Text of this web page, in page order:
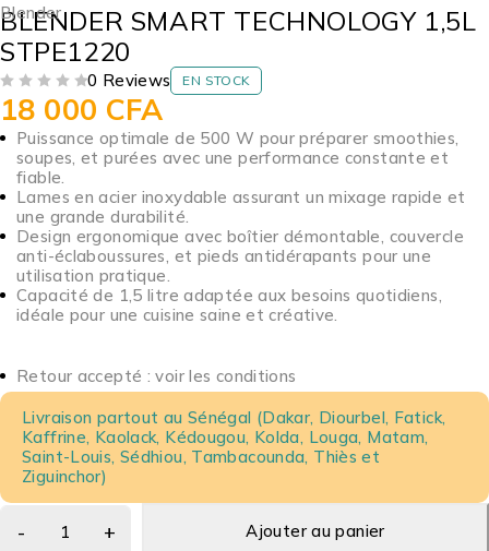
Blender
BLENDER SMART TECHNOLOGY 1,5L
STPE1220
0 Reviews EN STOCK
18 000 CFA
Puissance optimale de 500 W pour préparer smoothies,
soupes, et purées avec une performance constante et
fiable.
Lames en acier inoxydable assurant un mixage rapide et
une grande durabilité.
Design ergonomique avec boîtier démontable, couvercle
anti-éclaboussures, et pieds antidérapants pour une
utilisation pratique.
Capacité de 1,5 litre adaptée aux besoins quotidiens,
idéale pour une cuisine saine et créative.
Retour accepté : voir les conditions
Livraison partout au Sénégal (Dakar, Diourbel, Fatick,
Kaffrine, Kaolack, Kédougou, Kolda, Louga, Matam,
Saint-Louis, Sédhiou, Tambacounda, Thiès et
Ziguinchor)
Ajouter au panier